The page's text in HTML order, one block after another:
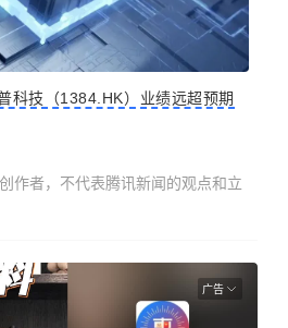
科技（1384.HK）业绩远超预期
作者，不代表腾讯新闻的观点和立
广告